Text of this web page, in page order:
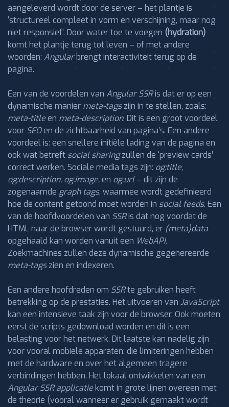
aangeleverd wordt door de server – het plantje is
‘structureel compleet in vorm en verschijning, maar nog
niet responsief’. Door water toe te voegen (hydration)
komt het plantje terug tot leven – of met andere
woorden: Angularbrengt interactiviteit terug op de
pagina.
Een van de voordelen van Angular SSRis dat er op een
dynamische manier meta-tagszijn in te stellen, zoals:
meta-titleen meta-description. Dit is een groot voordeel
voor SEOen de zichtbaarheid van pagina’s. Een andere
voordeel is: een snellere initiële lading van de pagina en
ook wat betreft social sharingzullen de ‘preview cards’
correct werken. Sociale media tags zijn: og:title,
og:description, og:image,en og:url– dit zijn de
zogenaamde graph tags, waarmee wordt gedefinieerd
hoe de content getoond moet worden in social feeds. Een
van de hoofdvoordelen van SSRis dat nog voordat de
HTML naar de browser wordt gestuurd, er (meta)data
opgehaald kan worden vanuit een WebAPI.
Zoekmachines zullen deze dynamische gegenereerde
meta-tagszien en indexeren.
Een andere hoofdreden om SSRte gebruiken heeft
betrekking op de prestaties. Het uitvoeren van JavaScript
kan een intensieve taak zijn voor de browser. Ook moeten
eerst de scripts gedownload worden en dit is een
belasting voor het netwerk. Dit laatste kan nadelig zijn
voor vooral mobiele apparaten: die limiteringen hebben
met de hardware en over het algemeen tragere
verbindingen hebben. Het lokaal ontwikkelen van een
Angular SSR applicatiekomt in grote lijnen overeen met
de theorie (vooral wanneer er gebruik gemaakt wordt